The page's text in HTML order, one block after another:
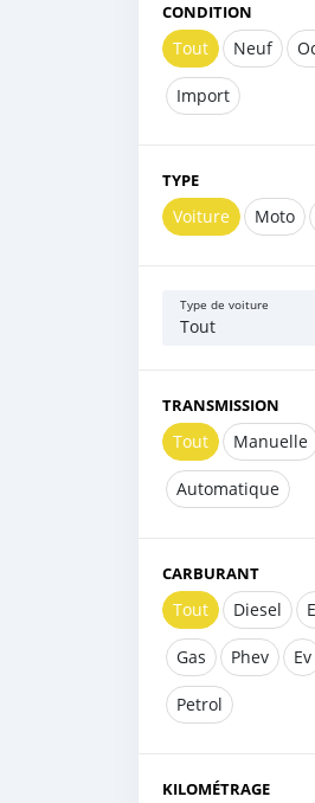
CONDITION
Tout Neuf
Import
TYPE
Voiture Moto
Type de voiture
Tout
TRANSMISSION
Tout Manuelle
Automatique
CARBURANT
Tout Diesel
Gas Phev Ev
Petrol
KILOMÉTRAGE